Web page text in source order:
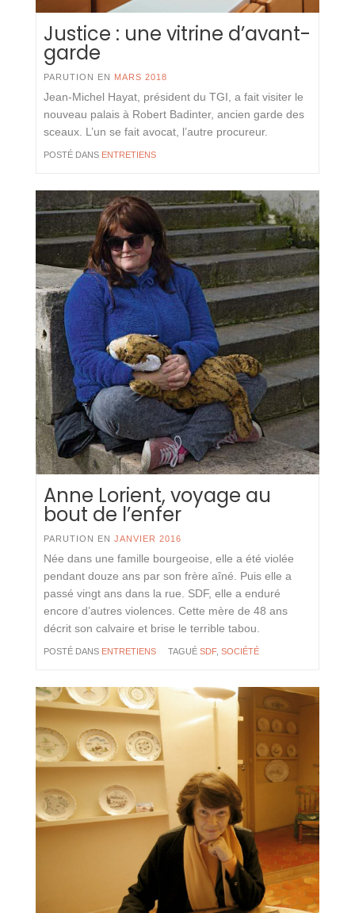
Justice : une vitrine d’avant-
garde
PARUTION EN MARS 2018
Jean-Michel Hayat, président du TGI, a fait visiter le
nouveau palais à Robert Badinter, ancien garde des
sceaux. L’un se fait avocat, l’autre procureur.
POSTÉ DANS ENTRETIENS
Anne Lorient, voyage au
bout de l’enfer
PARUTION EN JANVIER 2016
Née dans une famille bourgeoise, elle a été violée
pendant douze ans par son frère aîné. Puis elle a
passé vingt ans dans la rue. SDF, elle a enduré
encore d’autres violences. Cette mère de 48 ans
décrit son calvaire et brise le terrible tabou.
POSTÉ DANS ENTRETIENS TAGUÉ SDF, SOCIÉTÉ